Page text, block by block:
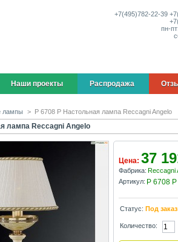
+7(495)782-22-39
пн-пт:
Наши проекты Распродажа
лампы > P 6708 P Настольная лампа Reccagni Angelo
лампа Reccagni Angelo
Цена: 37
Фабрика: Reccagni
Артикул: P 6708 P
Статус: Под заказ
Количество: